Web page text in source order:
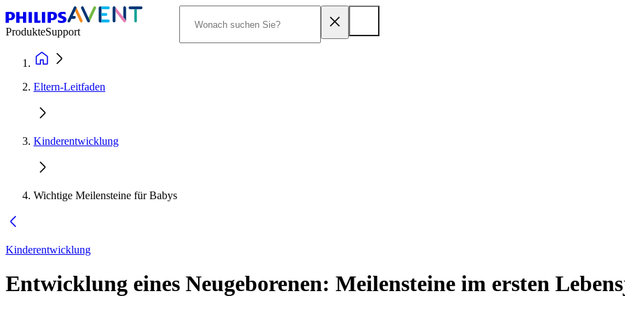
ProdukteSupport
Eltern-Leitfaden
Kinderentwicklung
Wichtige Meilensteine für Babys
Kinderentwicklung
Entwicklung eines Neugeborenen: Meilensteine im ersten